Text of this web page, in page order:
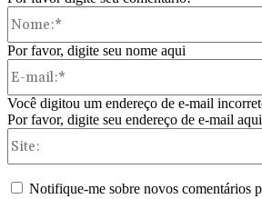
Por favor, digite seu nome aqui
Você digitou um endereço de e-mail
Por favor, digite seu endereço de e-mail aqui
Notifique-me sobre novos comentários